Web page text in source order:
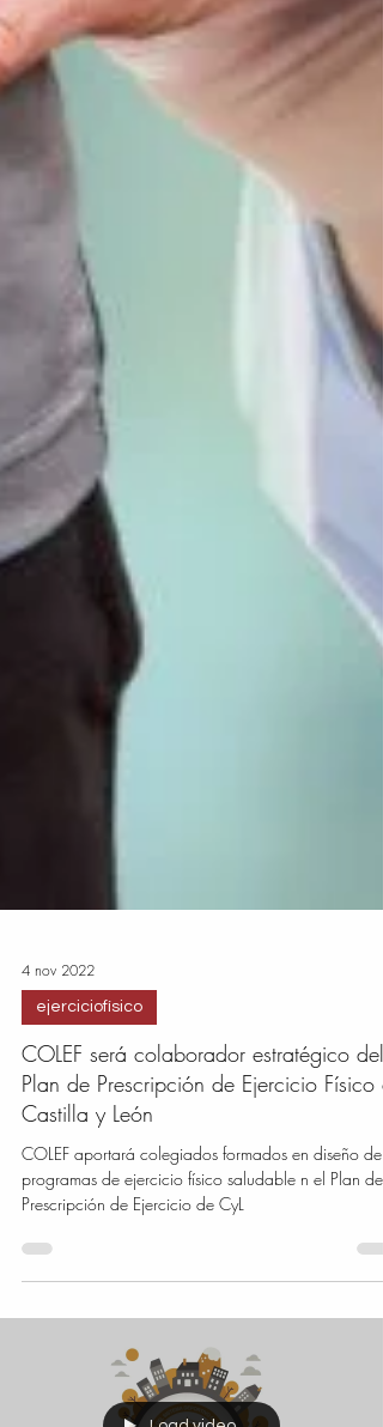
4 nov 2022
ejerciciofísico
COLEF será colaborador estratégico del
Plan de Prescripción de Ejercicio Físico
Castilla y León
COLEF aportará colegiados formados en diseño de
programas de ejercicio físico saludable n el Plan de
Prescripción de Ejercicio de CyL